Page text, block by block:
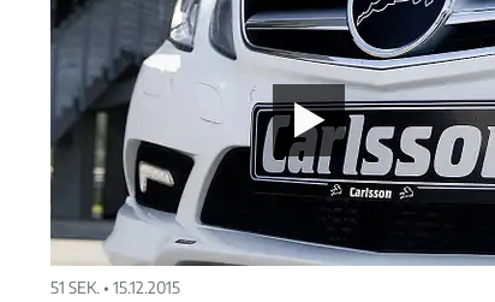
51 SEK. • 15.12.2015